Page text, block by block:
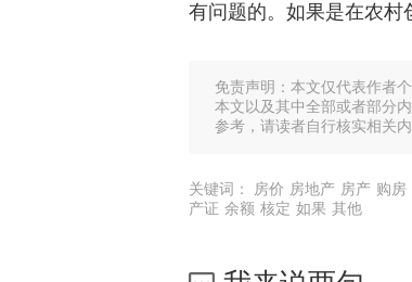
有问题的。如果是在农村
免责声明：本文仅代表作者
本文以及其中全部或者部分
参考，请读者自行核实相关内
关键词： 房价 房地产 房产 购房
产证 余额 核定 如果 其他